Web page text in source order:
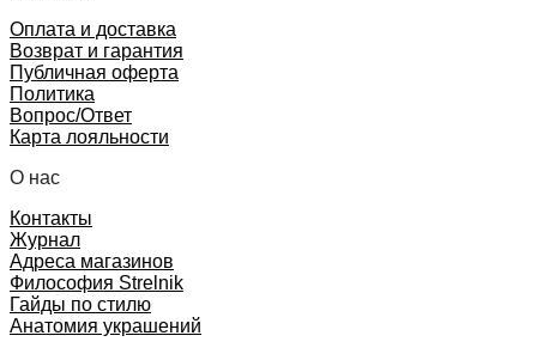
Оплата и доставка
Возврат и гарантия
Публичная оферта
Политика
Вопрос/Ответ
Карта лояльности
О нас
Контакты
Журнал
Адреса магазинов
Философия Strelnik
Гайды по стилю
Анатомия украшений